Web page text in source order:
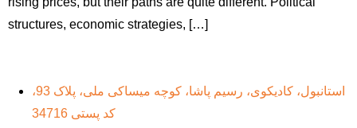
structures, economic strategies, […]
استانبول، کادیکوی، رسیم پاشا، کوچه میساکی ملی، پلاک 93،
کد پستی 34716